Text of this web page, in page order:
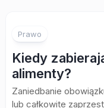
Prawo
Kiedy
alimenty?
Zaniedbanie
lub całkowite